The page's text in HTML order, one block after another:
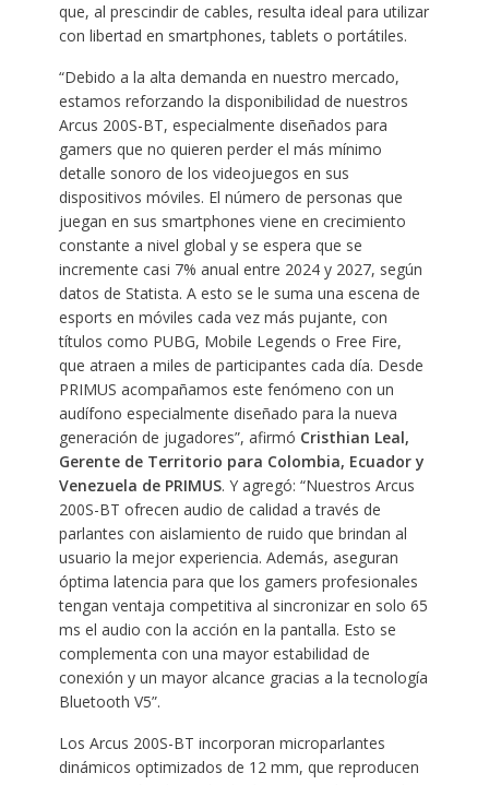
que, al prescindir de cables, resulta ideal para utilizar
con libertad en smartphones, tablets o portátiles.
“Debido a la alta demanda en nuestro mercado,
estamos reforzando la disponibilidad de nuestros
Arcus 200S-BT, especialmente diseñados para
gamers que no quieren perder el más mínimo
detalle sonoro de los videojuegos en sus
dispositivos móviles. El número de personas que
juegan en sus smartphones viene en crecimiento
constante a nivel global y se espera que se
incremente casi 7% anual entre 2024 y 2027, según
datos de Statista. A esto se le suma una escena de
esports en móviles cada vez más pujante, con
títulos como PUBG, Mobile Legends o Free Fire,
que atraen a miles de participantes cada día. Desde
PRIMUS acompañamos este fenómeno con un
audífono especialmente diseñado para la nueva
generación de jugadores”, afirmó Cristhian Leal,
Gerente de Territorio para Colombia, Ecuador y
Venezuela de PRIMUS. Y agregó: “Nuestros Arcus
200S-BT ofrecen audio de calidad a través de
parlantes con aislamiento de ruido que brindan al
usuario la mejor experiencia. Además, aseguran
óptima latencia para que los gamers profesionales
tengan ventaja competitiva al sincronizar en solo 65
ms el audio con la acción en la pantalla. Esto se
complementa con una mayor estabilidad de
conexión y un mayor alcance gracias a la tecnología
Bluetooth V5”.
Los Arcus 200S-BT incorporan microparlantes
dinámicos optimizados de 12 mm, que reproducen